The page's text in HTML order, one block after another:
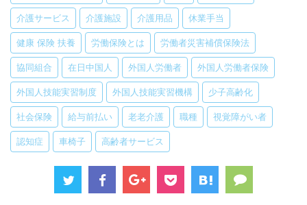
介護サービス 介護施設 介護用品 休業手当
健康 保険 扶養 労働保険とは 労働者災害補償保険法
協同組合 在日中国人 外国人労働者 外国人労働者保険
外国人技能実習制度 外国人技能実習機構 少子高齢化
社会保険 給与前払い 老老介護 職種 視覚障がい者
認知症 車椅子 高齢者サービス